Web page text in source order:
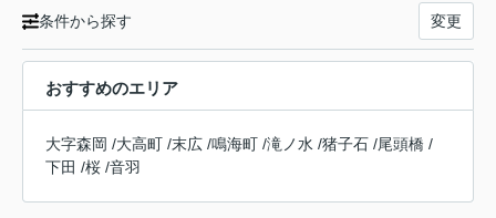
条件から探す 変更
おすすめのエリア
大字森岡 /大高町 /末広 /鳴海町 /滝ノ水 /猪子石 /尾頭橋 /
下田 /桜 /音羽